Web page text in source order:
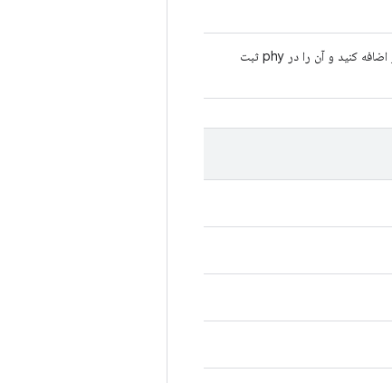
یک دستگاه Rootcanal از راه دور اضافه کنید و آن را در phy ثبت